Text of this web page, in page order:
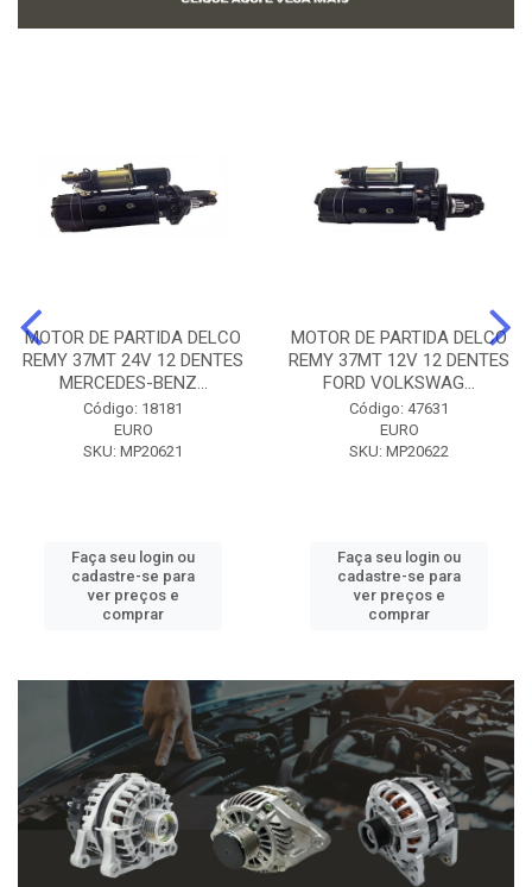
MOTOR DE PARTIDA DELCO
REMY 37MT 24V 12 DENTES
MERCEDES-BENZ...
Código: 18181
EURO
SKU: MP20621
Faça seu login ou
cadastre-se para
ver preços e
comprar
MOTOR DE PARTIDA DELCO
REMY 37MT 12V 12 DENTES
FORD VOLKSWAG...
Código: 47631
EURO
SKU: MP20622
Faça seu login ou
cadastre-se para
ver preços e
comprar